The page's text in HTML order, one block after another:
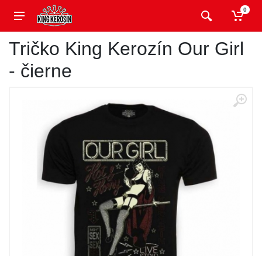
0
Tričko King Kerozín Our Girl
- čierne